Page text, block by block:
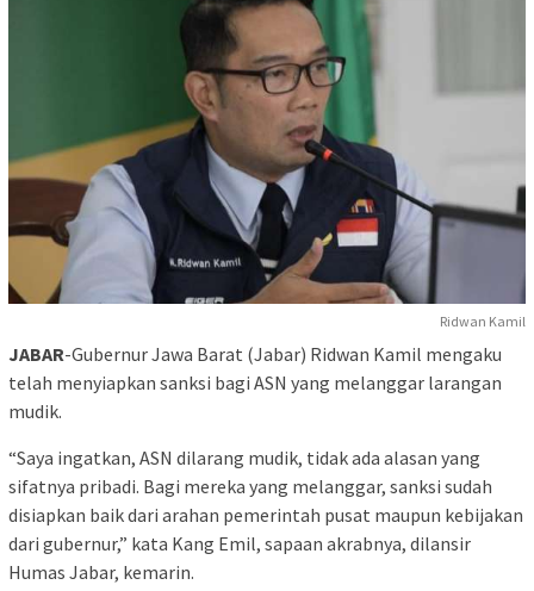
Ridwan Kamil
JABAR-Gubernur Jawa Barat (Jabar) Ridwan Kamil mengaku
telah menyiapkan sanksi bagi ASN yang melanggar larangan
mudik.
“Saya ingatkan, ASN dilarang mudik, tidak ada alasan yang
sifatnya pribadi. Bagi mereka yang melanggar, sanksi sudah
disiapkan baik dari arahan pemerintah pusat maupun kebijakan
dari gubernur,” kata Kang Emil, sapaan akrabnya, dilansir
Humas Jabar, kemarin.